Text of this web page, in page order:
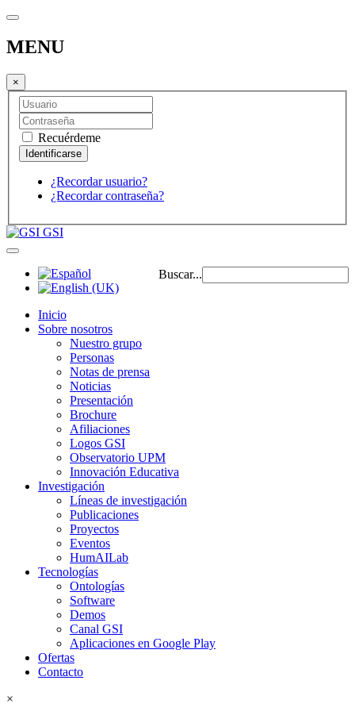
MENU
×
Recuérdeme
¿Recordar usuario?
¿Recordar contraseña?
GSI
Buscar...
Inicio
Sobre nosotros
Nuestro grupo
Personas
Notas de prensa
Noticias
Presentación
Brochure
Afiliaciones
Logos GSI
Observatorio UPM
Innovación Educativa
Investigación
Líneas de investigación
Publicaciones
Proyectos
Eventos
HumAILab
Tecnologías
Ontologías
Software
Demos
Canal GSI
Aplicaciones en Google Play
Ofertas
Contacto
×